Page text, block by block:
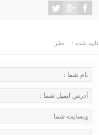
تایید شده : ۰ نظر